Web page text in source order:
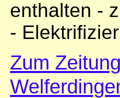
enthalten -
-
Zum